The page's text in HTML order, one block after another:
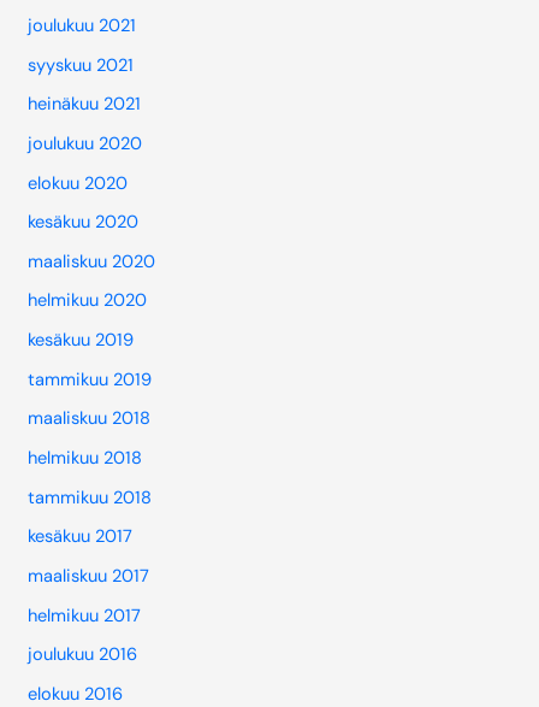
joulukuu 2021
syyskuu 2021
heinäkuu 2021
joulukuu 2020
elokuu 2020
kesäkuu 2020
maaliskuu 2020
helmikuu 2020
kesäkuu 2019
tammikuu 2019
maaliskuu 2018
helmikuu 2018
tammikuu 2018
kesäkuu 2017
maaliskuu 2017
helmikuu 2017
joulukuu 2016
elokuu 2016